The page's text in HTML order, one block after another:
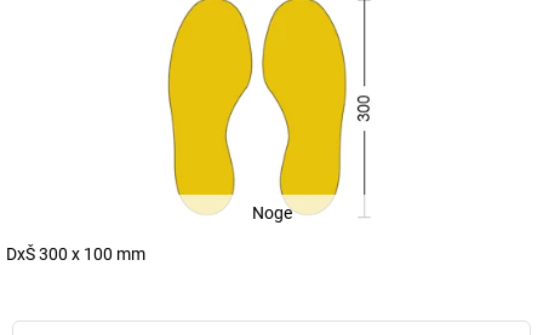
Noge
DxŠ 300 x 100 mm